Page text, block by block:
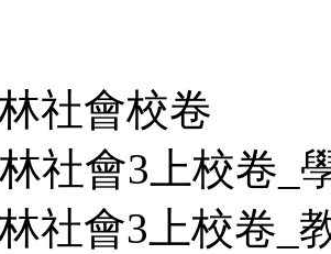
社會校卷
社會3上校卷_
社會3上校卷_